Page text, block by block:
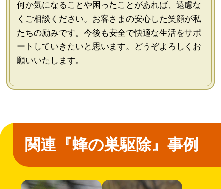
何か気になることや困ったことがあれば、遠慮な
くご相談ください。お客さまの安心した笑顔が私
たちの励みです。今後も安全で快適な生活をサポ
ートしていきたいと思います。どうぞよろしくお
願いいたします。
関連『蜂の巣駆除』事例